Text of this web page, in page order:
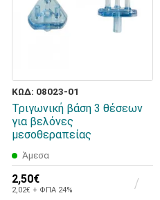
ΚΩΔ: 08023-01
Τριγωνική βάση 3 θέσεων
για βελόνες
μεσοθεραπείας
Άμεσα
2,50€
2,02€ + ΦΠΑ 24%